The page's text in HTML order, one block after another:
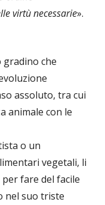
virtù necessarie».
che
assoluto, tra cui
animale con le
o un
vegetali, li
fare del facile
nel suo triste